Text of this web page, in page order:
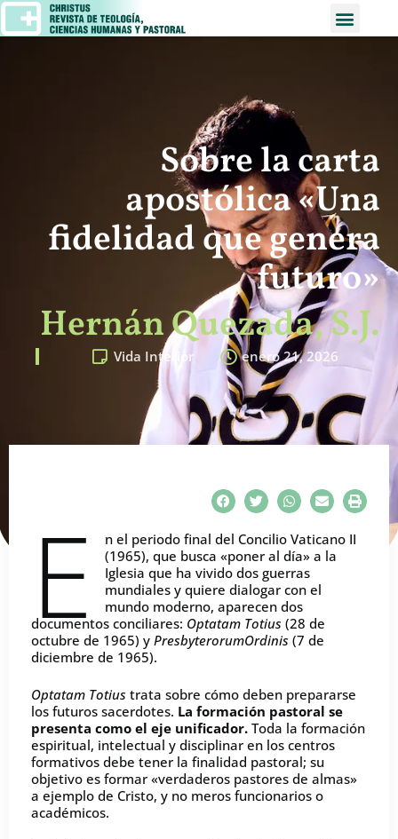
Sobre la carta
apostólica «Una
fidelidad que genera
futuro»
Hernán Quezada, S.J.
Vida Interior enero 21, 2026
E
n el periodo final del Concilio Vaticano II
(1965), que busca «poner al día» a la
Iglesia que ha vivido dos guerras
mundiales y quiere dialogar con el
mundo moderno, aparecen dos
documentos conciliares: Optatam Totius (28 de
octubre de 1965) y PresbyterorumOrdinis (7 de
diciembre de 1965).
Optatam Totius trata sobre cómo deben prepararse
los futuros sacerdotes. La formación pastoral se
presenta como el eje unificador. Toda la formación
espiritual, intelectual y disciplinar en los centros
formativos debe tener la finalidad pastoral; su
objetivo es formar «verdaderos pastores de almas»
a ejemplo de Cristo, y no meros funcionarios o
académicos.